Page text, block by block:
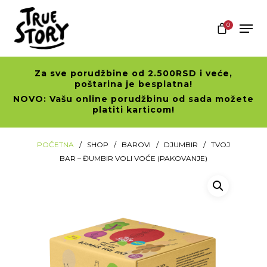
Hit enter to search or ESC to close
0
Za sve porudžbine od 2.500RSD i veće,
poštarina je besplatna!
NOVO: Vašu online porudžbinu od sada možete
platiti karticom!
POČETNA SHOP BAROVI DJUMBIR
TVOJ
BAR – ĐUMBIR VOLI VOĆE (PAKOVANJE)